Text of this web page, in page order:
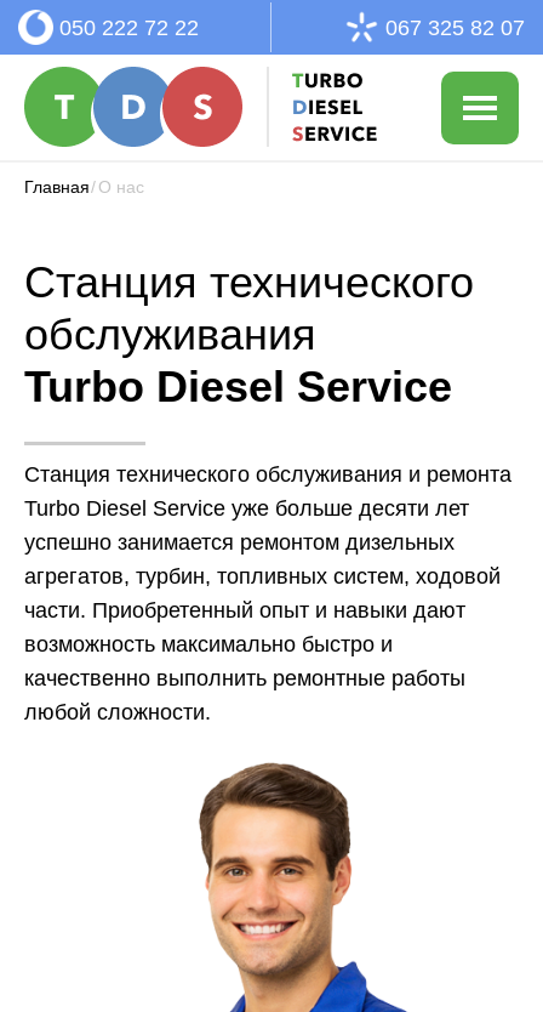
050 222 72 22 067 325 82 07
Главная/О нас
Станция технического
обслуживания
Turbo Diesel Service
Станция технического обслуживания и ремонта
Turbo Diesel Service уже больше десяти лет
успешно занимается ремонтом дизельных
агрегатов, турбин, топливных систем, ходовой
части. Приобретенный опыт и навыки дают
возможность максимально быстро и
качественно выполнить ремонтные работы
любой сложности.